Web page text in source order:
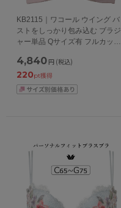
KB2115｜ワコール ウイング バ
ストをしっかり包み込む ブラジ
ャー単品 Qサイズ有 フルカップ
ー70/75/80/85/90/95cm
4,840 円 (税込)
220pt獲得